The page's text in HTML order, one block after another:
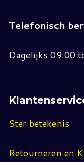
Telefonisch
Dagelijks 09:00
Ster betekenis
Retourneren en